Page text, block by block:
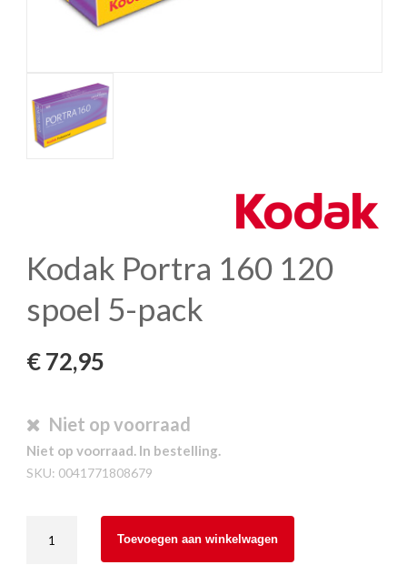
Kodak Portra 160 120
spoel 5-pack
€72,95
Niet op voorraad
Niet op voorraad. In bestelling.
SKU: 0041771808679
Portra
Toevoegen aan winkelwagen